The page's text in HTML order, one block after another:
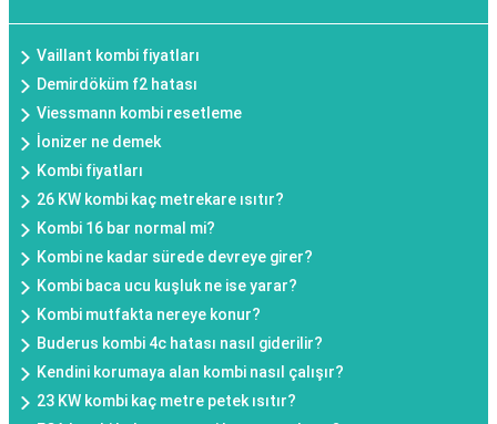
Vaillant kombi fiyatları
Demirdöküm f2 hatası
Viessmann kombi resetleme
İonizer ne demek
Kombi fiyatları
26 KW kombi kaç metrekare ısıtır?
Kombi 16 bar normal mi?
Kombi ne kadar sürede devreye girer?
Kombi baca ucu kuşluk ne ise yarar?
Kombi mutfakta nereye konur?
Buderus kombi 4c hatası nasıl giderilir?
Kendini korumaya alan kombi nasıl çalışır?
23 KW kombi kaç metre petek ısıtır?